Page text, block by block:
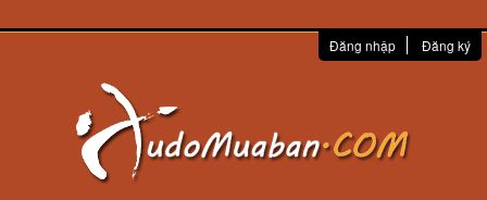
Đăng nhập Đăng ký